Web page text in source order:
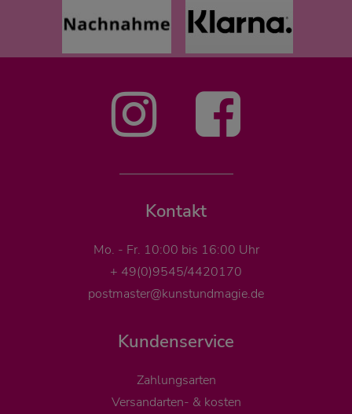
Kontakt
Mo. - Fr. 10:00 bis 16:00 Uhr
+ 49(0)9545/4420170
postmaster@kunstundmagie.de
Kundenservice
Zahlungsarten
Versandarten- & kosten